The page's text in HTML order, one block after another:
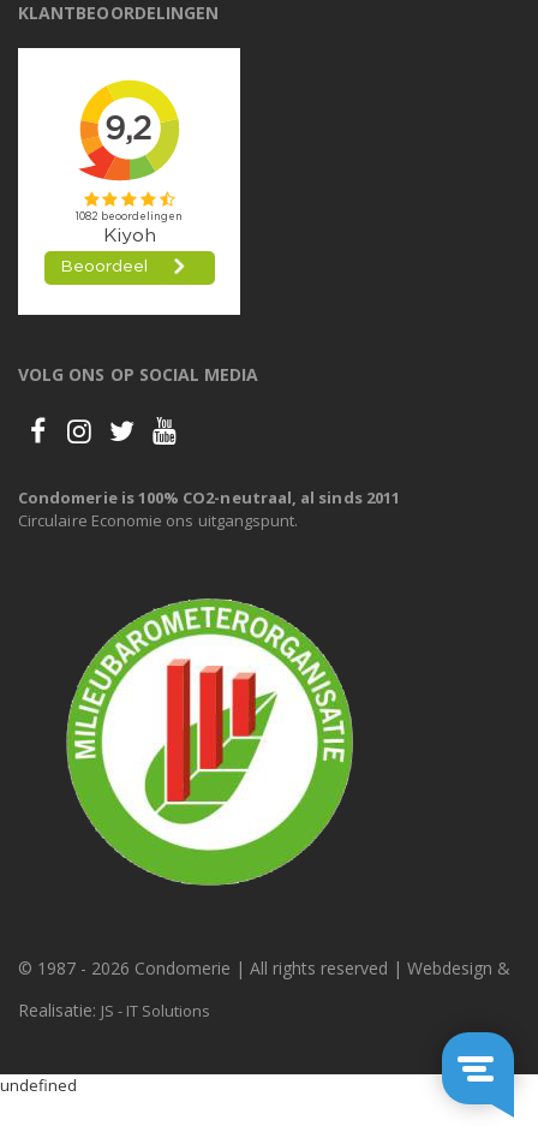
KLANTBEOORDELINGEN
VOLG ONS OP SOCIAL MEDIA
Condomerie is 100% CO2-neutraal, al sinds 2011
Circulaire Economie ons uitgangspunt.
© 1987 - 2026 Condomerie | All rights reserved | Webdesign &
Realisatie: JS - IT Solutions
undefined